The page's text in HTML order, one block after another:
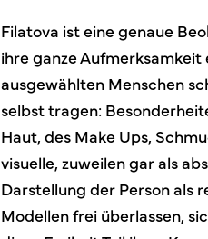
Filatova ist eine genaue
ihre ganze
ausgewählten Menschen
selbst tragen:
Haut, des Make Ups,
visuelle, zuweilen gar als
Darstellung der Person als
Modellen frei überlassen,